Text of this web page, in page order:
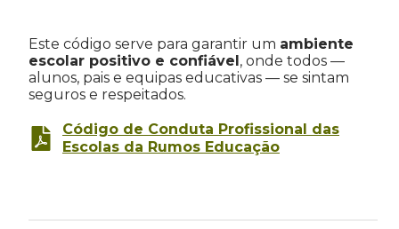
Este código serve para garantir um ambiente
escolar positivo e confiável, onde todos —
alunos, pais e equipas educativas — se sintam
seguros e respeitados.
Código de Conduta Profissional das
Escolas da Rumos Educação